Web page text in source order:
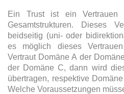
Ein Trust ist ein Vertrauen
Gesamtstrukturen. Dieses
beidseitig (uni- oder
es möglich dieses
Vertraut Domäne A der
der Domäne C, dann wird
übertragen, respektive
Welche Voraussetzungen